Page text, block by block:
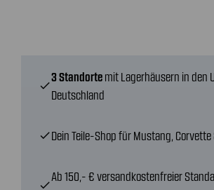
check
3 Standorte mit Lagerhäusern in den
Deutschland
checkDein Teile-Shop für Mustang, Corvette
check
Ab 150,- € versandkostenfreier